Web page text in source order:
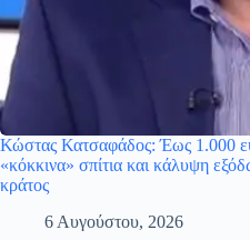
Κώστας Κατσαφάδος: Έως 1.000
«κόκκινα» σπίτια και κάλυψη
κράτος
6 Αυγούστου, 2026